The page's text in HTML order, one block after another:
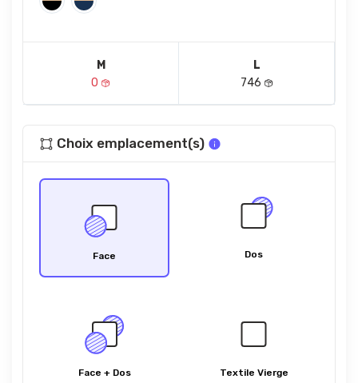
M
0
L
746
Choix emplacement(s)
Face Dos
Face + Dos Textile Vierge